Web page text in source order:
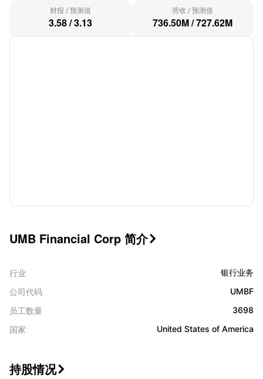
财报 / 预测值
3.58/3.13
营收 / 预测值
736.50M/727.62M
UMB Financial Corp 简介
行业
银行业务
公司代码
UMBF
员工数量
3698
国家
United States of America
持股情况